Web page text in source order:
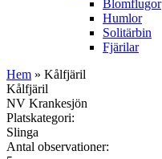
Blomflugor
Humlor
Solitärbin
Fjärilar
Hem » Kålfjäril
Kålfjäril
NV Krankesjön
Platskategori:
Slinga
Antal observationer: